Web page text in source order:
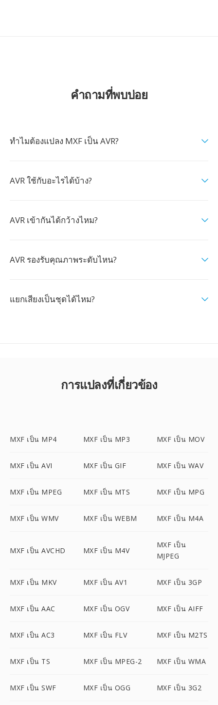
คำถามที่พบบ่อย
ทำไมต้องแปลง MXF เป็น AVR?
AVR ใช้กับอะไรได้บ้าง?
AVR เข้ากันได้กว้างไหม?
AVR รองรับคุณภาพระดับไหน?
แยกเสียงเป็นชุดได้ไหม?
การแปลงที่เกี่ยวข้อง
MXF เป็น MP4 MXF เป็น MP3 MXF เป็น MOV
MXF เป็น AVI MXF เป็น GIF MXF เป็น WAV
MXF เป็น MPEG MXF เป็น MTS MXF เป็น MPG
MXF เป็น WMV MXF เป็น WEBM MXF เป็น M4A
MXF เป็น AVCHD MXF เป็น M4V
MXF เป็น
MJPEG
MXF เป็น MKV MXF เป็น AV1 MXF เป็น 3GP
MXF เป็น AAC MXF เป็น OGV MXF เป็น AIFF
MXF เป็น AC3 MXF เป็น FLV MXF เป็น M2TS
MXF เป็น TS MXF เป็น MPEG-2 MXF เป็น WMA
MXF เป็น SWF MXF เป็น OGG MXF เป็น 3G2